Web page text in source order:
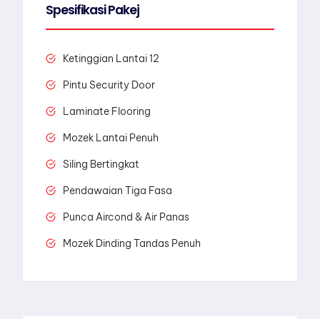
Spesifikasi Pakej
Ketinggian Lantai 12
Pintu Security Door
Laminate Flooring
Mozek Lantai Penuh
Siling Bertingkat
Pendawaian Tiga Fasa
Punca Aircond & Air Panas
Mozek Dinding Tandas Penuh